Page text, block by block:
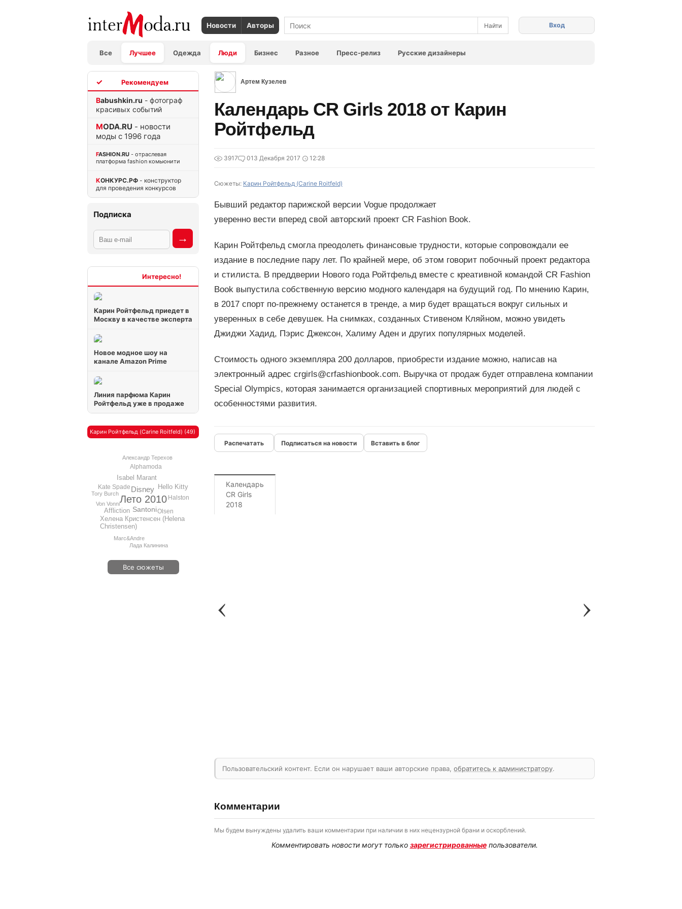
Новости Авторы
Все Лучшее Одежда Люди Бизнес Разное Пресс-релиз Русские дизайнеры
Вход
Babushkin.ru - фотограф
красивых событий
MODA.RU - новости
моды с 1996 года
FASHION.RU - отраслевая
платформа fashion комьюнити
КОНКУРС.РФ - конструктор
для проведения конкурсов
Подписка
Карин Ройтфельд приедет в
Москву в качестве эксперта
Новое модное шоу на
канале Amazon Prime
Линия парфюма Карин
Ройтфельд уже в продаже
Карин Ройтфельд (Carine Roitfeld) (49)
Лето 2010
Disney
Santoni
Isabel Marant
Хелена Кристенсен (Helena
Christensen)
Affliction
Hello Kitty
Halston
Olsen
Kate Spade
Alphamoda
Von Vonni
Marc&Andre
Tory Burch
Александр Терехов
Лада Калинина
Все сюжеты
Артем Кузелев
Календарь СR Girls 2018 от Карин
Ройтфельд
3917 013 Декабря 2017 12:28
Сюжеты: Карин Ройтфельд (Carine Roitfeld)
Бывший редактор парижской версии Vogue продолжает
уверенно вести вперед свой авторский проект СR Fashion Book.
Карин Ройтфельд смогла преодолеть финансовые трудности, которые сопровождали ее
издание в последние пару лет. По крайней мере, об этом говорит побочный проект редактора
и стилиста. В преддверии Нового года Ройтфельд вместе с креативной командой СR Fashion
Book выпустила собственную версию модного календаря на будущий год. По мнению Карин,
в 2017 спорт по-прежнему останется в тренде, а мир будет вращаться вокруг сильных и
уверенных в себе девушек. На снимках, созданных Стивеном Кляйном, можно увидеть
Джиджи Хадид, Пэрис Джексон, Халиму Аден и других популярных моделей.
Стоимость одного экземпляра 200 долларов, приобрести издание можно, написав на
электронный адрес crgirls@crfashionbook.com. Выручка от продаж будет отправлена компании
Special Olympics, которая занимается организацией спортивных мероприятий для людей с
особенностями развития.
Подписаться на новости Вставить в блог
Календарь
СR Girls
2018
Пользовательский контент. Если он нарушает ваши авторские права, обратитесь к администратору.
Комментарии
Мы будем вынуждены удалить ваши комментарии при наличии в них нецензурной брани и оскорблений.
Комментировать новости могут только зарегистрированныепользователи.